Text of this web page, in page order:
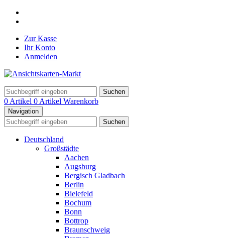
Zur Kasse
Ihr Konto
Anmelden
Suchen
0 Artikel 0 Artikel Warenkorb
Navigation
Suchen
Deutschland
Großstädte
Aachen
Augsburg
Bergisch Gladbach
Berlin
Bielefeld
Bochum
Bonn
Bottrop
Braunschweig